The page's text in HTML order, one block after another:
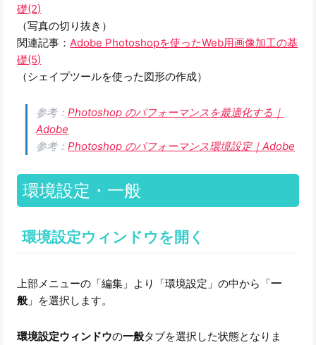
礎(2)
（写真の切り抜き）
関連記事：Adobe Photoshopを使ったWeb用画像加工の基
礎(5)
（シェイプツールを使った図形の作成）
参考：Photoshop のパフォーマンスを最適化する｜
Adobe
参考：Photoshop のパフォーマンス環境設定｜Adobe
環境設定・一般
環境設定ウィンドウを開く
上部メニューの「編集」より「環境設定」の中から「一
般 」を選択します。
環境設定ウィンドウの一般タブを選択した状態となりま